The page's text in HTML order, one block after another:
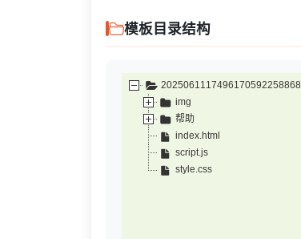
模板目录结构
2025061117496170592258868
img
帮助
index.html
script.js
style.css